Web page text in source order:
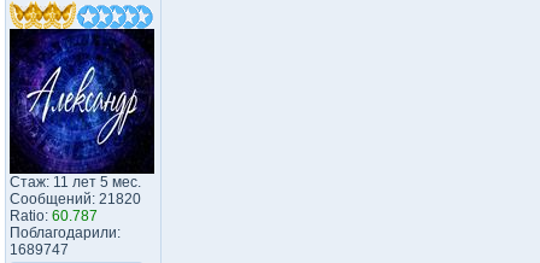
Стаж: 11 лет 5 мес.
Сообщений: 21820
Ratio: 60.787
Поблагодарили:
1689747